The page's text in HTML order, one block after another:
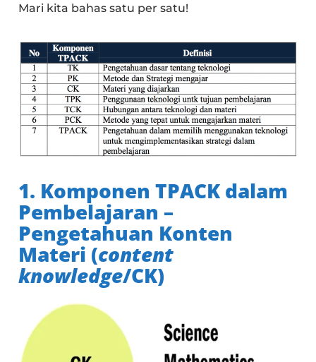
Mari kita bahas satu per satu!
1. Komponen TPACK dalam
Pembelajaran –
Pengetahuan Konten
Materi (content
knowledge/CK)